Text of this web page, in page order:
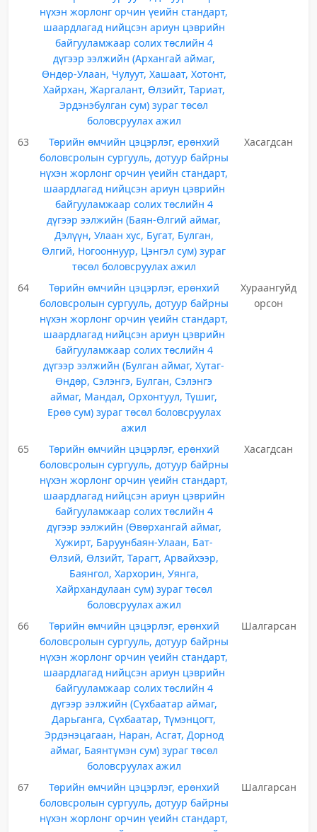
нүхэн жорлонг орчин үеийн стандарт,
шаардлагад нийцсэн ариун цэврийн
байгууламжаар солих төслийн 4
дүгээр ээлжийн (Архангай аймаг,
Өндөр-Улаан, Чулуут, Хашаат, Хотонт,
Хайрхан, Жаргалант, Өлзийт, Тариат,
Эрдэнэбулган сум) зураг төсөл
боловсруулах ажил
63
Төрийн өмчийн цэцэрлэг, ерөнхий
боловсролын сургууль, дотуур байрны
нүхэн жорлонг орчин үеийн стандарт,
шаардлагад нийцсэн ариун цэврийн
байгууламжаар солих төслийн 4
дүгээр ээлжийн (Баян-Өлгий аймаг,
Дэлүүн, Улаан хус, Бугат, Булган,
Өлгий, Ногооннуур, Цэнгэл сум) зураг
төсөл боловсруулах ажил
Хасагдсан
64
Төрийн өмчийн цэцэрлэг, ерөнхий
боловсролын сургууль, дотуур байрны
нүхэн жорлонг орчин үеийн стандарт,
шаардлагад нийцсэн ариун цэврийн
байгууламжаар солих төслийн 4
дүгээр ээлжийн (Булган аймаг, Хутаг-
Өндөр, Сэлэнгэ, Булган, Сэлэнгэ
аймаг, Мандал, Орхонтуул, Түшиг,
Ерөө сум) зураг төсөл боловсруулах
ажил
Хураангуйд
орсон
65
Төрийн өмчийн цэцэрлэг, ерөнхий
боловсролын сургууль, дотуур байрны
нүхэн жорлонг орчин үеийн стандарт,
шаардлагад нийцсэн ариун цэврийн
байгууламжаар солих төслийн 4
дүгээр ээлжийн (Өвөрхангай аймаг,
Хужирт, Баруунбаян-Улаан, Бат-
Өлзий, Өлзийт, Тарагт, Арвайхээр,
Баянгол, Хархорин, Уянга,
Хайрхандулаан сум) зураг төсөл
боловсруулах ажил
Хасагдсан
66
Төрийн өмчийн цэцэрлэг, ерөнхий
боловсролын сургууль, дотуур байрны
нүхэн жорлонг орчин үеийн стандарт,
шаардлагад нийцсэн ариун цэврийн
байгууламжаар солих төслийн 4
дүгээр ээлжийн (Сүхбаатар аймаг,
Дарьганга, Сүхбаатар, Түмэнцогт,
Эрдэнэцагаан, Наран, Асгат, Дорнод
аймаг, Баянтүмэн сум) зураг төсөл
боловсруулах ажил
Шалгарсан
67
Төрийн өмчийн цэцэрлэг, ерөнхий
боловсролын сургууль, дотуур байрны
нүхэн жорлонг орчин үеийн стандарт,
Шалгарсан